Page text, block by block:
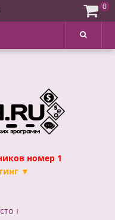
номер 1
▼
↑
0